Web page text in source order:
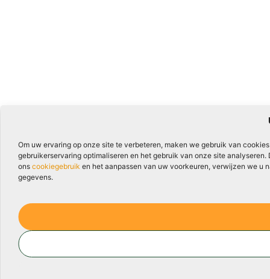
Om uw ervaring op onze site te verbeteren, maken we gebruik van
gebruikerservaring optimaliseren en het gebruik van onze site
ons cookiegebruik en het aanpassen van uw voorkeuren, verwijzen we u
gegevens.